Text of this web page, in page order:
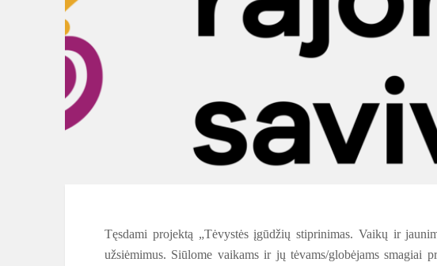
Tęsdami projektą „Tėvystės įgūdžių stiprinimas. Vaikų ir
užsiėmimus. Siūlome vaikams ir jų tėvams/globėjams smagiai